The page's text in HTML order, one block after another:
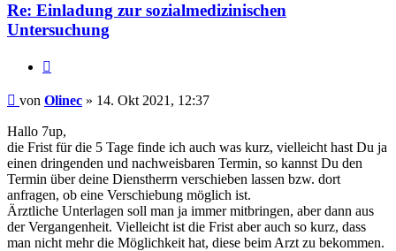
Re: Einladung zur sozialmedizinischen
Untersuchung
Beitrag
von Olinec » 14. Okt 2021, 12:37
Hallo 7up,
die Frist für die 5 Tage finde ich auch was kurz, vielleicht hast Du ja
einen dringenden und nachweisbaren Termin, so kannst Du den
Termin über deine Dienstherrn verschieben lassen bzw. dort
anfragen, ob eine Verschiebung möglich ist.
Ärztliche Unterlagen soll man ja immer mitbringen, aber dann aus
der Vergangenheit. Vielleicht ist die Frist aber auch so kurz, dass
man nicht mehr die Möglichkeit hat, diese beim Arzt zu bekommen.